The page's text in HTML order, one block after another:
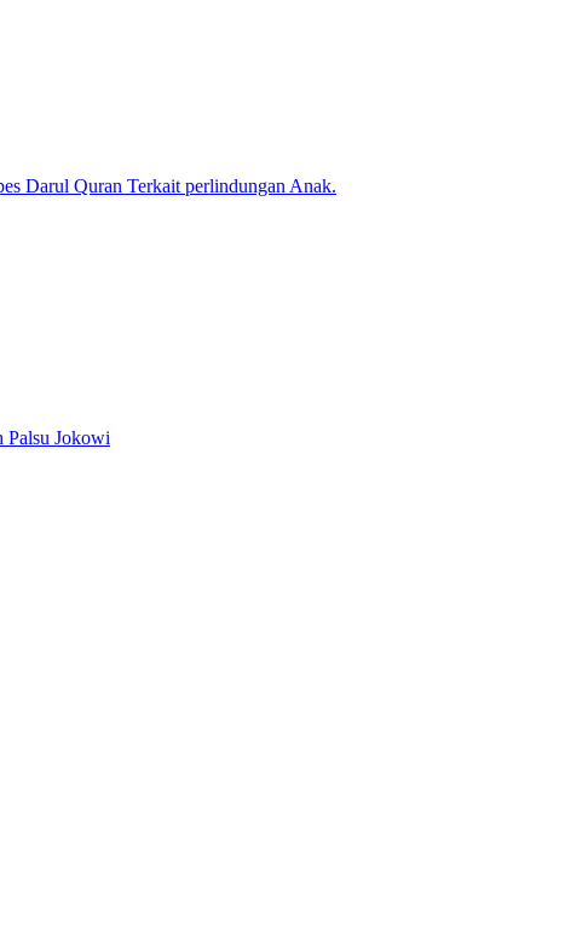
Darul Quran Terkait perlindungan Anak.
Palsu Jokowi